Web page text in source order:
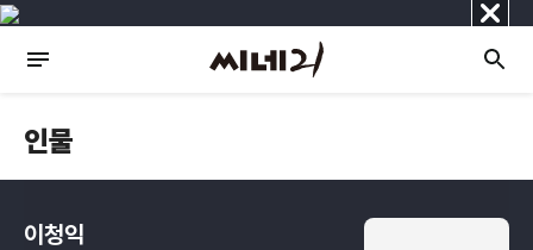
닫
기
인물
이청익